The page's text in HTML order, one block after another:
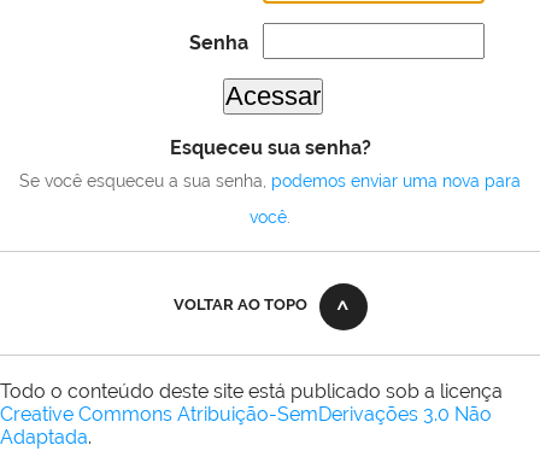
Senha
Esqueceu sua senha?
Se você esqueceu a sua senha, podemos enviar uma nova para
você
VOLTAR AO TOPO
Todo o conteúdo deste site está publicado sob a licença
Creative Commons Atribuição-SemDerivações 3.0 Não
Adaptada.